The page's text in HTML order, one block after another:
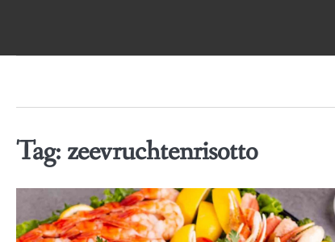
Tag: zeevruchtenrisotto